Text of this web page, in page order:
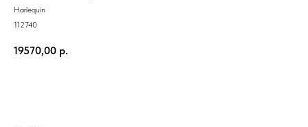
Harlequin
112740
19570,00 р.